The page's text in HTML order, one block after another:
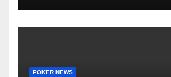
POKER NEWS